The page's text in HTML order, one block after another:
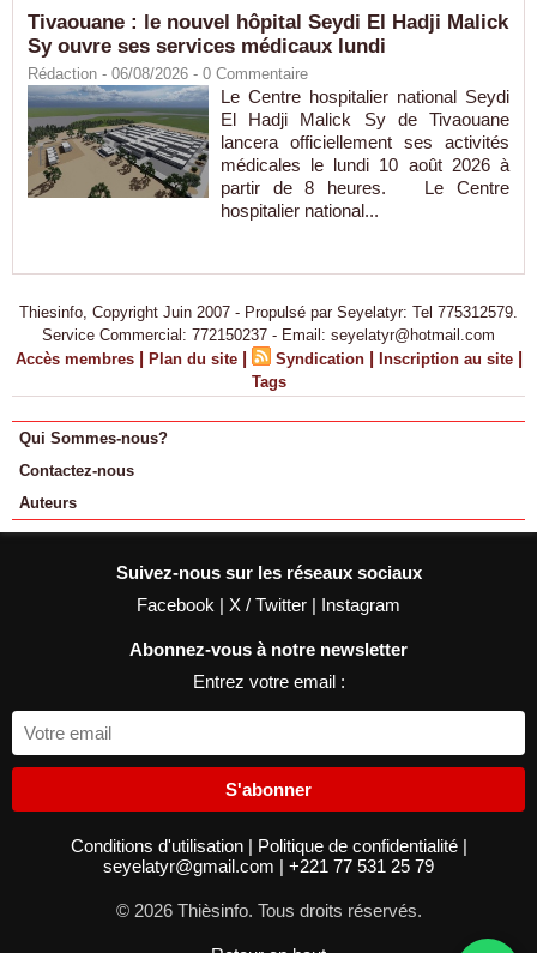
Tivaouane : le nouvel hôpital Seydi El Hadji Malick
Sy ouvre ses services médicaux lundi
Rédaction - 06/08/2026 - 0 Commentaire
Le Centre hospitalier national Seydi
El Hadji Malick Sy de Tivaouane
lancera officiellement ses activités
médicales le lundi 10 août 2026 à
partir de 8 heures. Le Centre
hospitalier national...
Thiesinfo, Copyright Juin 2007 - Propulsé par Seyelatyr: Tel 775312579.
Service Commercial: 772150237 - Email: seyelatyr@hotmail.com
Accès membres | Plan du site | Syndication | Inscription au site |
Tags
Qui Sommes-nous?
Contactez-nous
Auteurs
Suivez-nous sur les réseaux sociaux
Facebook | X / Twitter | Instagram
Abonnez-vous à notre newsletter
Entrez votre email :
S'abonner
Conditions d'utilisation | Politique de confidentialité |
seyelatyr@gmail.com | +221 77 531 25 79
© 2026 Thièsinfo. Tous droits réservés.